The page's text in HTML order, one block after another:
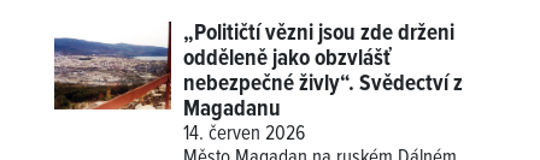
„Političtí vězni jsou zde drženi
odděleně jako obzvlášť
nebezpečné živly“. Svědectví z
Magadanu
14. červen 2026